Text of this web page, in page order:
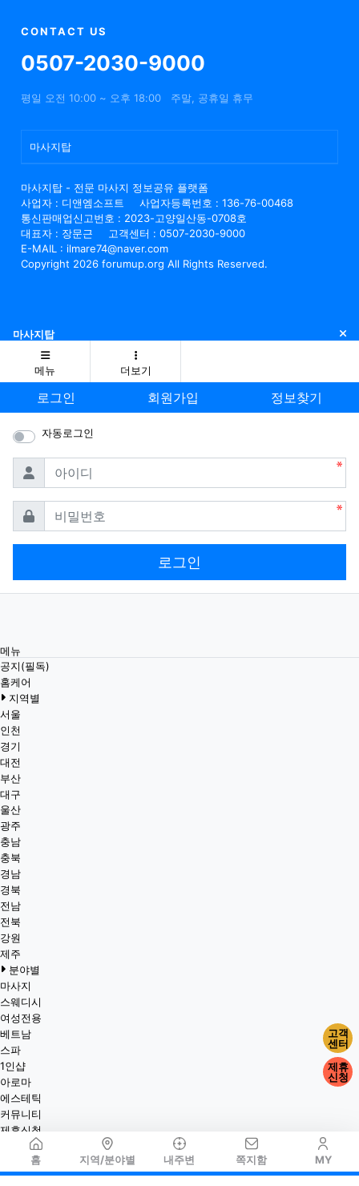
홈 지역/분야별 내주변 쪽지함 MY
CONTACT US
0507-2030-9000
평일 오전 10:00 ~ 오후 18:00 주말, 공휴일 휴무
마사지탑
마사지탑 - 전문 마사지 정보공유 플랫폼
사업자 : 디앤엠소프트
사업자등록번호 : 136-76-00468
통신판매업신고번호 : 2023-고양일산동-0708호
대표자 : 장문근
고객센터 : 0507-2030-9000
E-MAIL : ilmare74@naver.com
Copyright 2026 forumup.org All Rights Reserved.
마사지탑 닫
메뉴 더보기
로그인 회원가입 정보찾기
자동로그인
아이디
비밀번호
로그인
메뉴
공지(필독)
홈케어
지역별
서울
인천
경기
대전
부산
대구
울산
광주
충남
충북
경남
경북
전남
전북
강원
제주
분야별
마사지
스웨디시
여성전용
베트남
스파
1인샵
아로마
에스테틱
커뮤니티
제휴신청
고객
센터
제휴
신청